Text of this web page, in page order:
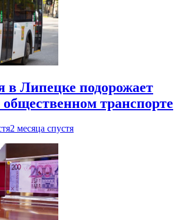
в Липецке подорожает
общественном транспорте
2 месяца спустя